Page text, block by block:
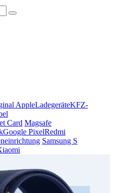
AppleLadegeräteKFZ-
Card Magsafe
Google PixelRedmi
Samsung S